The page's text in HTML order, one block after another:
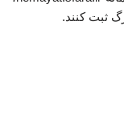
ثبت کنند.